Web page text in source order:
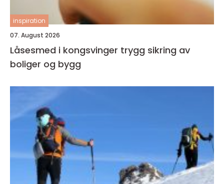
inspiration
07. August 2026
Låsesmed i kongsvinger trygg sikring av
boliger og bygg